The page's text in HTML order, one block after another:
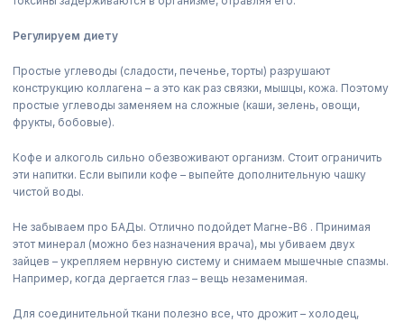
Регулируем диету
Простые углеводы (сладости, печенье, торты) разрушают
конструкцию коллагена – а это как раз связки, мышцы, кожа. Поэтому
простые углеводы заменяем на сложные (каши, зелень, овощи,
фрукты, бобовые).
Кофе и алкоголь сильно обезвоживают организм. Стоит ограничить
эти напитки. Если выпили кофе – выпейте дополнительную чашку
чистой воды.
Не забываем про БАДы. Отлично подойдет Магне-В6 . Принимая
этот минерал (можно без назначения врача), мы убиваем двух
зайцев – укрепляем нервную систему и снимаем мышечные спазмы.
Например, когда дергается глаз – вещь незаменимая.
Для соединительной ткани полезно все, что дрожит – холодец,